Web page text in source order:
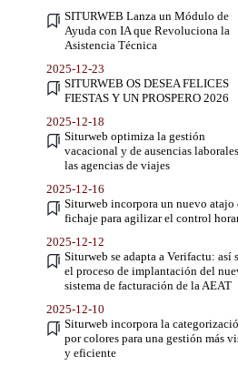
SITURWEB Lanza un Módulo de
Ayuda con IA que Revoluciona la
Asistencia Técnica
2025-12-23
SITURWEB OS DESEA FELICES
FIESTAS Y UN PROSPERO 2026
2025-12-18
Siturweb optimiza la gestión
vacacional y de ausencias
las agencias de viajes
2025-12-16
Siturweb incorpora un nuevo atajo
fichaje para agilizar el control
2025-12-12
Siturweb se adapta a Verifactu: así
el proceso de implantación del
sistema de facturación de la AEAT
2025-12-10
Siturweb incorpora la
por colores para una gestión más
y eficiente